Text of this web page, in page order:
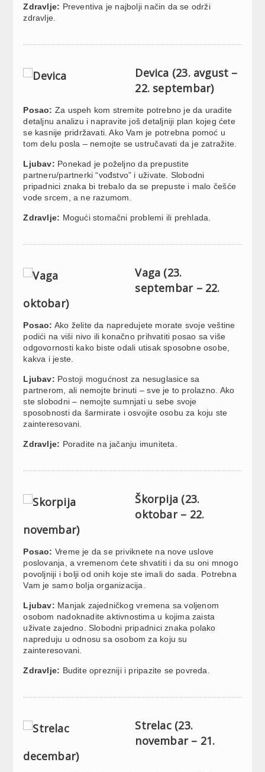
Zdravlje: Preventiva je najbolji način da se održi
zdravlje.
Devica (23. avgust –
22. septembar)
Posao: Za uspeh kom stremite potrebno je da uradite
detaljnu analizu i napravite još detaljniji plan kojeg ćete
se kasnije pridržavati. Ako Vam je potrebna pomoć u
tom delu posla – nemojte se ustručavati da je zatražite.
Ljubav: Ponekad je poželjno da prepustite
partneru/partnerki “vođstvo” i uživate. Slobodni
pripadnici znaka bi trebalo da se prepuste i malo češće
vode srcem, a ne razumom.
Zdravlje: Mogući stomačni problemi ili prehlada.
Vaga (23.
septembar – 22.
oktobar)
Posao: Ako želite da napredujete morate svoje veštine
podići na viši nivo ili konačno prihvatiti posao sa više
odgovornosti kako biste odali utisak sposobne osobe,
kakva i jeste.
Ljubav: Postoji mogućnost za nesuglasice sa
partnerom, ali nemojte brinuti – sve je to prolazno. Ako
ste slobodni – nemojte sumnjati u sebe svoje
sposobnosti da šarmirate i osvojite osobu za koju ste
zainteresovani.
Zdravlje: Poradite na jačanju imuniteta.
Škorpija (23.
oktobar – 22.
novembar)
Posao: Vreme je da se priviknete na nove uslove
poslovanja, a vremenom ćete shvatiti i da su oni mnogo
povoljniji i bolji od onih koje ste imali do sada. Potrebna
Vam je samo bolja organizacija.
Ljubav: Manjak zajedničkog vremena sa voljenom
osobom nadoknadite aktivnostima u kojima zaista
uživate zajedno. Slobodni pripadnici znaka polako
napreduju u odnosu sa osobom za koju su
zainteresovani.
Zdravlje: Budite oprezniji i pripazite se povreda.
Strelac (23.
novembar – 21.
decembar)